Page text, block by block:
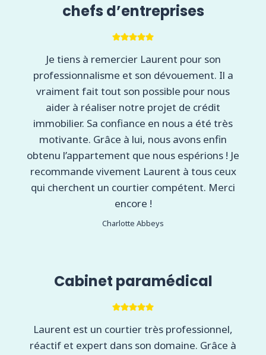
chefs d’entreprises
Je tiens à remercier Laurent pour son
professionnalisme et son dévouement. Il a
vraiment fait tout son possible pour nous
aider à réaliser notre projet de crédit
immobilier. Sa confiance en nous a été très
motivante. Grâce à lui, nous avons enfin
obtenu l’appartement que nous espérions ! Je
recommande vivement Laurent à tous ceux
qui cherchent un courtier compétent. Merci
encore !
Charlotte Abbeys
Cabinet paramédical
Laurent est un courtier très professionnel,
réactif et expert dans son domaine. Grâce à